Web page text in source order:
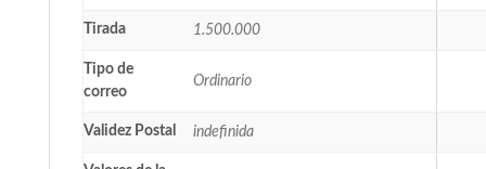
Tirada 1.500.000
Tipo de
correo
Ordinario
Validez Postal indefinida